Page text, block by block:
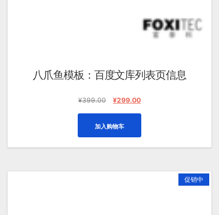
八爪鱼模板：百度文库列表页信息
¥399.00
原
¥399.00。
¥299.00当
为：
¥299.00。
加入购物车
促销中